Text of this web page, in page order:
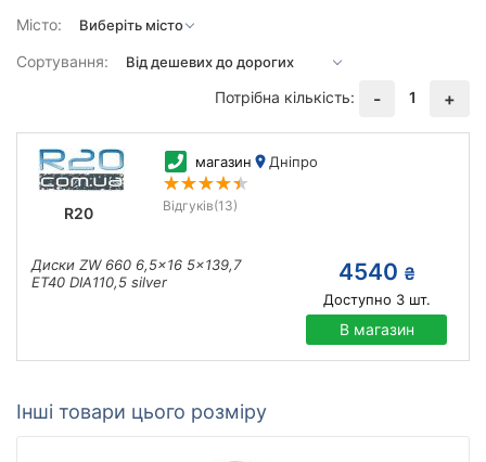
Місто:
Сортування:
Потрібна кількість:
- 1 +
R20
магазин Дніпро
Відгуків(13)
Диски ZW 660 6,5x16 5x139,7
ET40 DIA110,5 silver
4540 ₴
Доступно 3шт.
В магазин
Інші товари цього розміру